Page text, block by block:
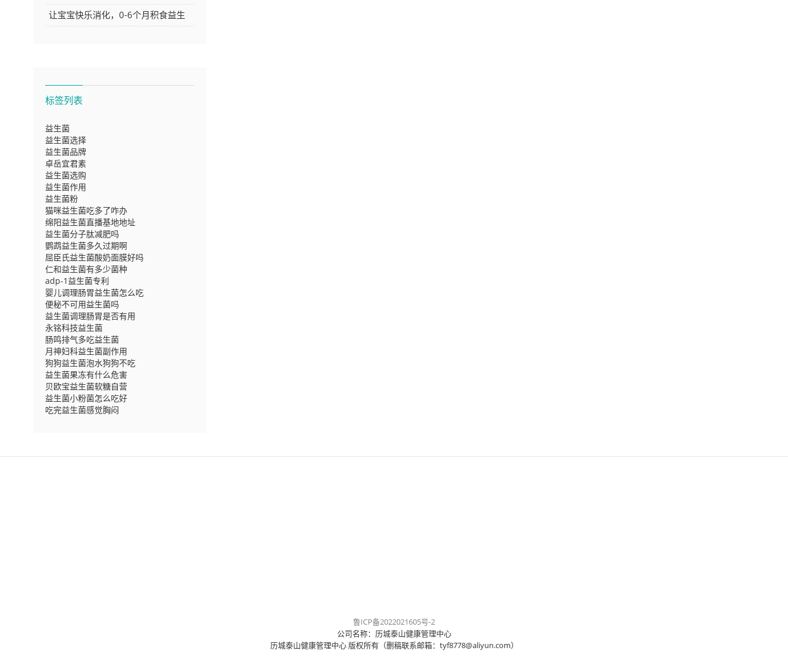
键作用与应用探讨
让宝宝快乐消化，0-6个月积食益生
标签列表
益生菌
益生菌选择
益生菌品牌
卓岳宜君素
益生菌选购
益生菌作用
益生菌粉
猫咪益生菌吃多了咋办
绵阳益生菌直播基地地址
益生菌分子肽减肥吗
鹦鹉益生菌多久过期啊
屈臣氏益生菌酸奶面膜好吗
仁和益生菌有多少菌种
adp-1益生菌专利
婴儿调理肠胃益生菌怎么吃
便秘不可用益生菌吗
益生菌调理肠胃是否有用
永铭科技益生菌
肠鸣排气多吃益生菌
月神妇科益生菌副作用
狗狗益生菌泡水狗狗不吃
益生菌果冻有什么危害
贝欧宝益生菌软糖自营
益生菌小粉菌怎么吃好
吃完益生菌感觉胸闷
鲁ICP备2022021605号-2
公司名称：历城泰山健康管理中心
历城泰山健康管理中心 版权所有（删稿联系邮箱：tyf8778@aliyun.com）